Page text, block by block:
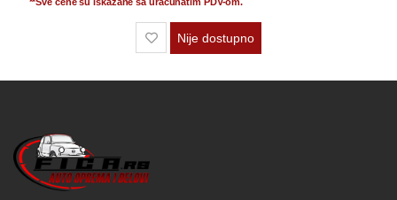
Nije dostupno